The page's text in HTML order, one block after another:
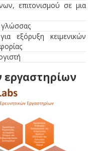
επιτονισμού σε μια
γλώσσας
εξόρυξη κειμενικών
εργαστηρίων